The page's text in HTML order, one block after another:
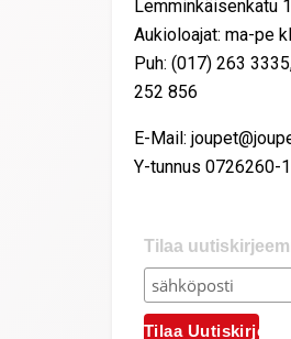
Lemminkäisenkatu
Aukioloajat: ma-pe
Puh: (017) 263
252 856
E-Mail:
Y-tunnus 0726260-1
Tilaa